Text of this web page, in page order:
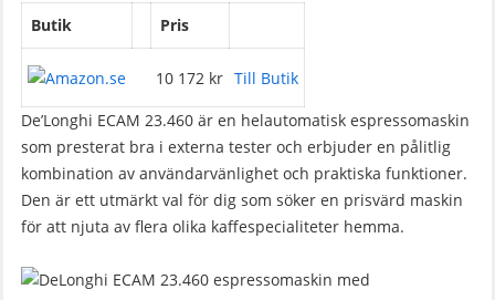
Butik Pris
10 172 kr Till Butik
De’Longhi ECAM 23.460 är en helautomatisk espressomaskin
som presterat bra i externa tester och erbjuder en pålitlig
kombination av användarvänlighet och praktiska funktioner.
Den är ett utmärkt val för dig som söker en prisvärd maskin
för att njuta av flera olika kaffespecialiteter hemma.